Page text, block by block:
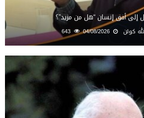
أفق إنسان “هل من مزيد”؟
كولن 04/08/2026